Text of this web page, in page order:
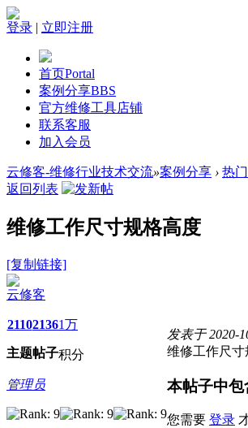
登录 | 立即注册
首页Portal
案例分享BBS
官方维修工具店铺
联系客服
加入会员
云修客-维修行业技术交流»案例分享 › 热
返回列表
维修工作尺寸规格高度
[复制链接]
云修客
2110
主题
2136
帖子
1万
积分
管理员
发表于 2020-
维修工作尺寸
本帖子中
您需要 登录